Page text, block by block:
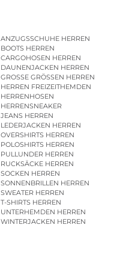
ANZUGSSCHUHE HERREN
BOOTS HERREN
CARGOHOSEN HERREN
DAUNENJACKEN HERREN
GROSSE GRÖSSEN HERREN
HERREN FREIZEITHEMDEN
HERRENHOSEN
HERRENSNEAKER
JEANS HERREN
LEDERJACKEN HERREN
OVERSHIRTS HERREN
POLOSHIRTS HERREN
PULLUNDER HERREN
RUCKSÄCKE HERREN
SOCKEN HERREN
SONNENBRILLEN HERREN
SWEATER HERREN
T-SHIRTS HERREN
UNTERHEMDEN HERREN
WINTERJACKEN HERREN